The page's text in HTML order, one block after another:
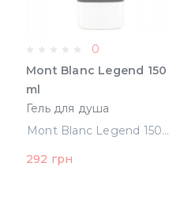
0
Mont Blanc Legend 150
ml
Гель для душа
(3386460069397)
Mont Blanc Legend 150 ml Гель для душа (3386460069397)
292 грн